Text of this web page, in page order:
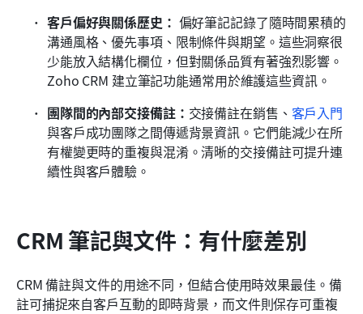
客戶偏好與關係歷史： 偏好筆記記錄了隨時間累積的
溝通風格、優先事項、限制條件與期望。這些洞察很
少能放入結構化欄位，但對關係品質有著強烈影響。
Zoho CRM 建立筆記功能通常用於維護這些資訊。
團隊間的內部交接備註： 交接備註在銷售、 客戶入門
與客戶成功團隊之間傳遞背景資訊。它們能減少在所
有權變更時的重複與混淆。清晰的交接備註可提升連
續性與客戶體驗。
CRM 筆記與文件：有什麼差別
CRM 備註與文件的用途不同，但結合使用時效果最佳。備
註可捕捉來自客戶互動的即時背景，而文件則保存可重複